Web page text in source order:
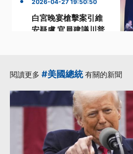
2026-04-27 19:50:50
白宮晚宴槍擊案引維
安疑慮 官員建議川普
防彈背心·更多...
閱讀更多 #美國總統有關的新聞